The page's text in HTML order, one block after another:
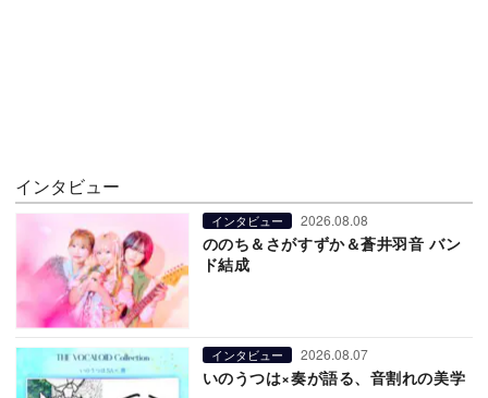
インタビュー
インタビュー 2026.08.08
ののち＆さがすずか＆蒼井羽音 バン
ド結成
インタビュー 2026.08.07
いのうつは×奏が語る、音割れの美学